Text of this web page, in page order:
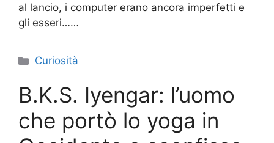
al lancio, i computer erano ancora imperfetti e
gli esseri……
Categorie
Curiosità
B.K.S. Iyengar: l’uomo
che portò lo yoga in